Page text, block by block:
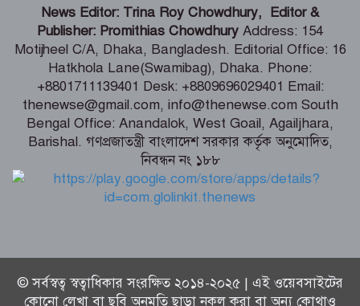
লিবিয়ায় মাফিয়ার নির্যাতনে মাদারীপুরের
যুবকের মৃত্যু
পাইকগাছায় ছাত্র ও দরিদ্র মানুষের মাঝে
সাইকেল, সেলাই মেশিন ও ভ্যান বিতরণ
মার্কিন প্রশান্ত মহাসাগরীয় নৌবহর
কমান্ডারের বাংলাদেশ সফর শেষ
News Editor: Trina Roy Chowdhury, Editor &
Publisher: Promithias Chowdhury Address: 154
Motijheel C/A, Dhaka, Bangladesh. Editorial Office: 16
Hatkhola Lane(Swamibag), Dhaka. Phone:
+8801711139401 Desk: +8809696029401 Email:
thenewse@gmail.com, info@thenewse.com South
Bengal Office: Anandalok, West Goail, Agailjhara,
Barishal. গণপ্রজাতন্ত্রী বাংলাদেশ সরকার কর্তৃক অনুমোদিত,
নিবন্ধন নং ১৮৮
© সর্বস্বত্ব স্বত্বাধিকার সংরক্ষিত ২০১৪-২০২৫ | এই ওয়েবসাইটের
কোনো লেখা বা ছবি অনুমতি ছাড়া নকল করা বা অন্য কোথাও